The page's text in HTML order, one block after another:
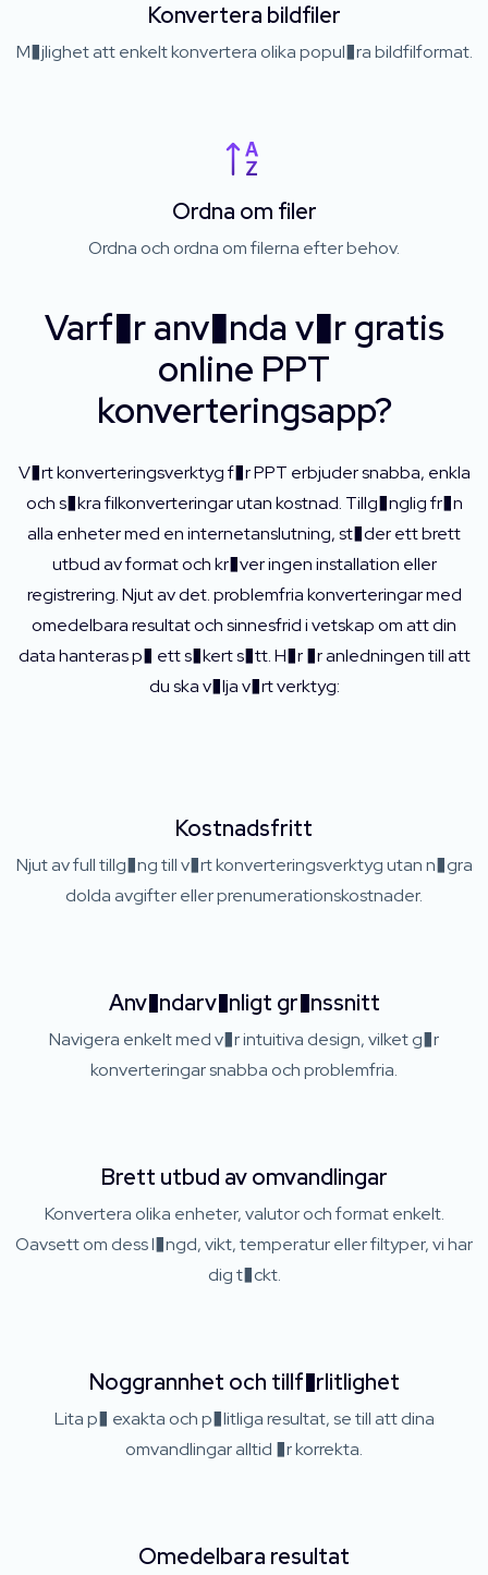
Konvertera bildfiler
M�jlighet att enkelt konvertera olika popul�ra bildfilformat.
Ordna om filer
Ordna och ordna om filerna efter behov.
Varf�r anv�nda v�r gratis
online PPT
konverteringsapp?
V�rt konverteringsverktyg f�r PPT erbjuder snabba, enkla
och s�kra filkonverteringar utan kostnad. Tillg�nglig fr�n
alla enheter med en internetanslutning, st�der ett brett
utbud av format och kr�ver ingen installation eller
registrering. Njut av det. problemfria konverteringar med
omedelbara resultat och sinnesfrid i vetskap om att din
data hanteras p� ett s�kert s�tt. H�r �r anledningen till att
du ska v�lja v�rt verktyg:
Kostnadsfritt
Njut av full tillg�ng till v�rt konverteringsverktyg utan n�gra
dolda avgifter eller prenumerationskostnader.
Anv�ndarv�nligt gr�nssnitt
Navigera enkelt med v�r intuitiva design, vilket g�r
konverteringar snabba och problemfria.
Brett utbud av omvandlingar
Konvertera olika enheter, valutor och format enkelt.
Oavsett om dess l�ngd, vikt, temperatur eller filtyper, vi har
dig t�ckt.
Noggrannhet och tillf�rlitlighet
Lita p� exakta och p�litliga resultat, se till att dina
omvandlingar alltid �r korrekta.
Omedelbara resultat